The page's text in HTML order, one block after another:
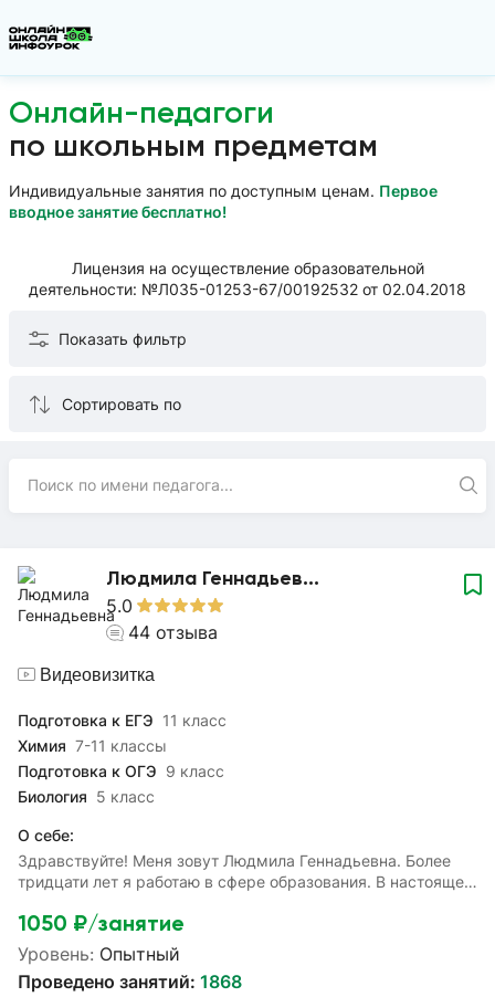
Онлайн-педагоги
по школьным предметам
Индивидуальные занятия по доступным ценам. Первое
вводное занятие бесплатно!
Лицензия на осуществление образовательной
деятельности: №Л035-01253-67/00192532 от 02.04.2018
Показать фильтр
Сортировать по
Людмила Геннадьев...
5.0
44 отзыва
Видеовизитка
Подготовка к ЕГЭ 11 класс
Химия 7-11 классы
Подготовка к ОГЭ 9 класс
Биология 5 класс
1050 ₽/занятие
Уровень: Опытный
Проведено занятий: 1868
О себе:
Здравствуйте! Меня зовут Людмила Геннадьевна. Более
тридцати лет я работаю в сфере образования. В настоящее
Моя цель — помочь ученикам систематизировать и
углубить знания, полученные в школе, а также успешно
подготовиться к ОГЭ, ЕГЭ и ВПР. Я готова помочь
разобраться с домашними заданиями и подготовиться к